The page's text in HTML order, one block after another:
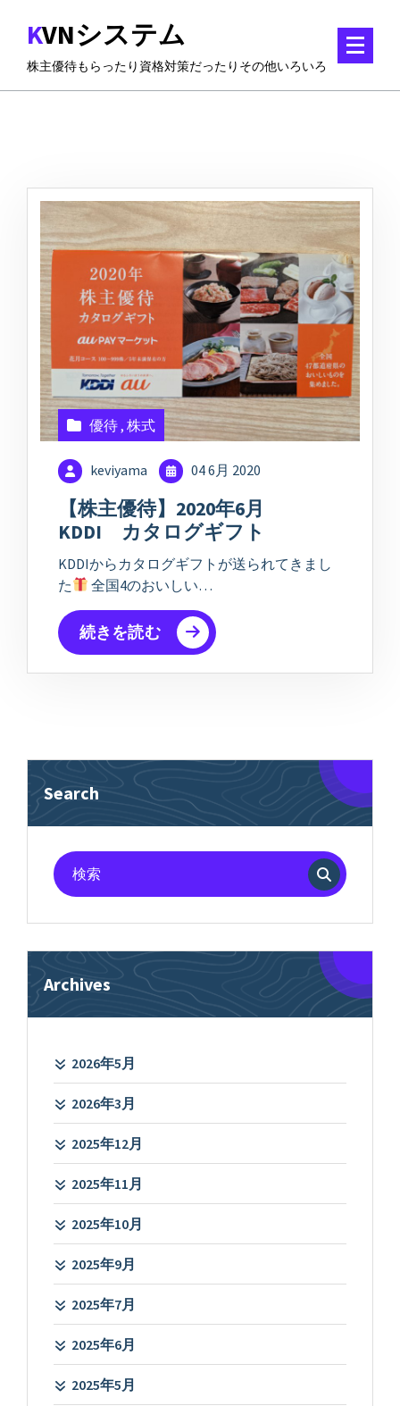
ツ
KVNシステム
株主優待もらったり資格対策だったりその他いろいろ
優待, 株式
keviyama 04 6月 2020
【株主優待】2020年6月
KDDI カタログギフト
KDDIからカタログギフトが送られてきまし
た
全国4のおいしい…
続きを読む
Search
検
索
象:
Archives
2026年5月
2026年3月
2025年12月
2025年11月
2025年10月
2025年9月
2025年7月
2025年6月
2025年5月